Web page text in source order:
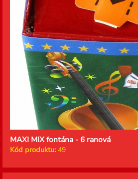
MAXI MIX fontána - 6 ranová
Kód produktu: 49